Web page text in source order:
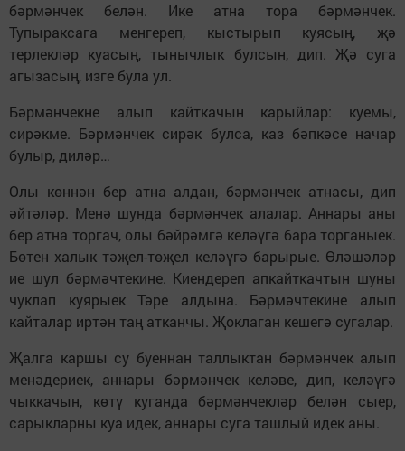
бәрмәнчек белән. Ике атна тора бәрмәнчек.
Тупыраксага менгереп, кыстырып куясың, җә
терлекләр куасың, тынычлык булсын, дип. Җә суга
агызасың, изге була ул.
Бәрмәнчекне алып кайткачын карыйлар: куемы,
сирәкме. Бәрмәнчек сирәк булса, каз бәпкәсе начар
булыр, диләр…
Олы көннән бер атна алдан, бәрмәнчек атнасы, дип
әйтәләр. Менә шунда бәрмәнчек алалар. Аннары аны
бер атна торгач, олы бәйрәмгә келәүгә бара торганыек.
Бөтен халык тәҗел-төҗел келәүгә барырые. Өләшәләр
ие шул бәрмәчтекине. Киендереп апкайткачтын шуны
чуклап куярыек Тәре алдына. Бәрмәчтекине алып
кайталар иртән таң атканчы. Җоклаган кешегә сугалар.
Җалга каршы су буеннан таллыктан бәрмәнчек алып
менәдериек, аннары бәрмәнчек келәве, дип, келәүгә
чыккачын, көтү куганда бәрмәнчекләр белән сыер,
сарыкларны куа идек, аннары суга ташлый идек аны.